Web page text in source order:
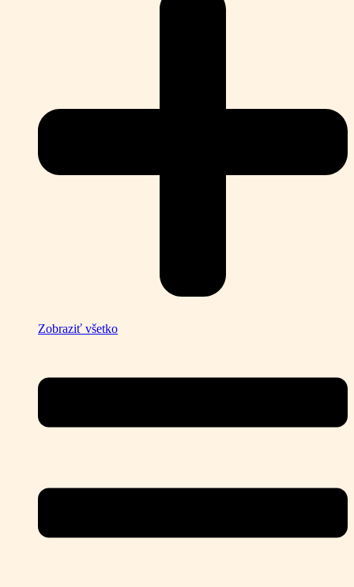
Zobraziť všetko